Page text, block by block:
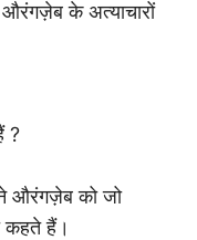
औरंगज़ेब के अत्याचारों
?
ने औरंगज़ेब को जो
कहते हैं।